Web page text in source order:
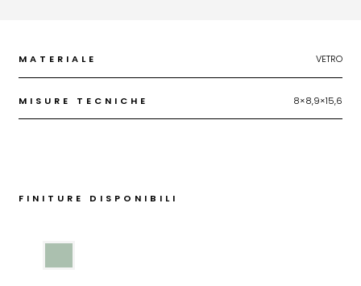
MATERIALE VETRO
MISURE TECNICHE 8×8,9×15,6
FINITURE DISPONIBILI